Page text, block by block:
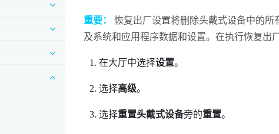
重要：
恢复出厂设置将删除头戴式设备中的
及系统和应用程序数据和设置。在执行恢复出
在大厅中选择设置。
选择高级。
选择重置头戴式设备旁的重置。